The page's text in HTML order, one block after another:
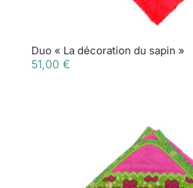
Duo « La décoration du sapin »
51,00 €